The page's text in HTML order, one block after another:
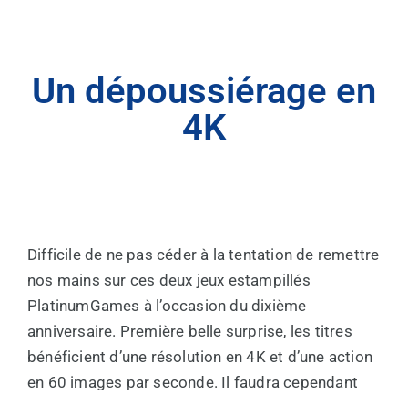
Un dépoussiérage en
4K
Difficile de ne pas céder à la tentation de remettre
nos mains sur ces deux jeux estampillés
PlatinumGames à l’occasion du dixième
anniversaire. Première belle surprise, les titres
bénéficient d’une résolution en 4K et d’une action
en 60 images par seconde. Il faudra cependant